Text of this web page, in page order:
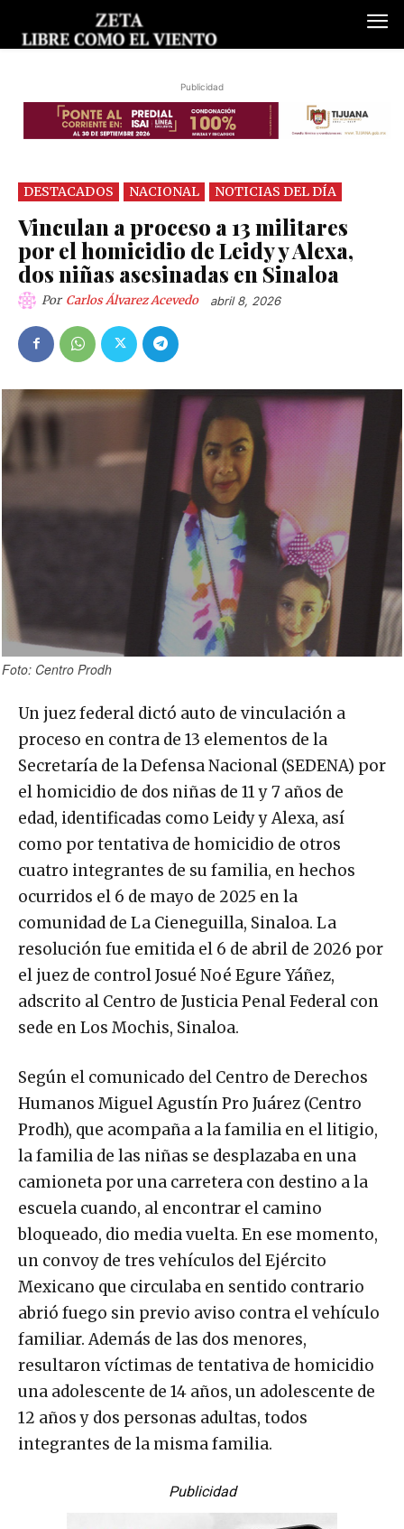
Publicidad
DESTACADOS NACIONAL NOTICIAS DEL DÍA
Vinculan a proceso a 13 militares
por el homicidio de Leidy y Alexa,
dos niñas asesinadas en Sinaloa
Por Carlos Álvarez Acevedo abril 8, 2026
Foto: Centro Prodh
Un juez federal dictó auto de vinculación a
proceso en contra de 13 elementos de la
Secretaría de la Defensa Nacional (SEDENA) por
el homicidio de dos niñas de 11 y 7 años de
edad, identificadas como Leidy y Alexa, así
como por tentativa de homicidio de otros
cuatro integrantes de su familia, en hechos
ocurridos el 6 de mayo de 2025 en la
comunidad de La Cieneguilla, Sinaloa. La
resolución fue emitida el 6 de abril de 2026 por
el juez de control Josué Noé Egure Yáñez,
adscrito al Centro de Justicia Penal Federal con
sede en Los Mochis, Sinaloa.
Según el comunicado del Centro de Derechos
Humanos Miguel Agustín Pro Juárez (Centro
Prodh), que acompaña a la familia en el litigio,
la familia de las niñas se desplazaba en una
camioneta por una carretera con destino a la
escuela cuando, al encontrar el camino
bloqueado, dio media vuelta. En ese momento,
un convoy de tres vehículos del Ejército
Mexicano que circulaba en sentido contrario
abrió fuego sin previo aviso contra el vehículo
familiar. Además de las dos menores,
resultaron víctimas de tentativa de homicidio
una adolescente de 14 años, un adolescente de
12 años y dos personas adultas, todos
integrantes de la misma familia.
Publicidad